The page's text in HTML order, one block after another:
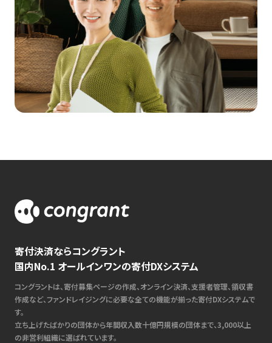
寄付決済ならコングラント
国内No.1 オールインワンの寄付DXシステム
コングラントは、寄付募集ページの作成、オンライン決済、支援者管理、領収書
作成など、ファンドレイジングに必要な全ての機能が揃った寄付DXシステムで
す。
立ち上げたばかりの団体から年間収入数十億円規模の団体まで、3,000以上
の非営利組織に選ばれています。